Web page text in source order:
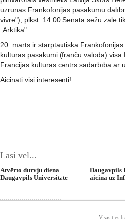
uzrunās Frankofonijas pasākumu
vivre"), plkst. 14:00 Senāta sēžu zālē
„Arktika".
20. marts ir starptautiskā
kultūras pasākumi (franču valodā)
Francijas kultūras centrs sadarbībā ar
Aicināti visi interesenti!
Lasi vēl...
Atvērto durvju diena
Daugavpils Universitātē
Daugavpils
aicina uz
Visas